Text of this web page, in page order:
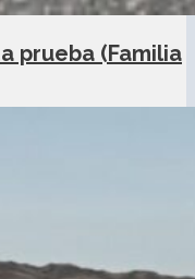
prueba (Familia